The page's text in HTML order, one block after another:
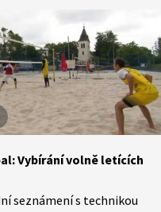
Vybírání volně letících
seznámení s technikou